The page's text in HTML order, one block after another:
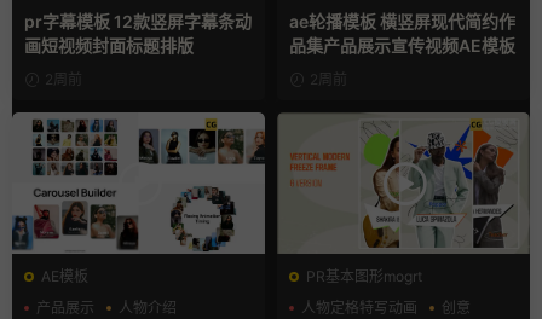
人物介绍
pr字幕模板 12款竖屏字幕条动
画短视频封面标题排版
2周前
产品展示
ae轮播模板 横竖屏现代简约作
品集产品展示宣传视频AE模板
2周前
AE模板
产品展示
人物介绍
PR基本图形mogrt
人物定格特写动画
创意